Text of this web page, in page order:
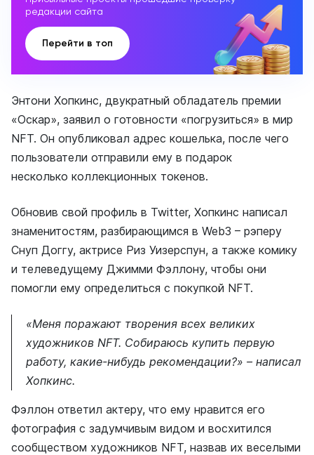
редакции сайта
Перейти в топ
Энтони Хопкинс, двукратный обладатель премии
«Оскар», заявил о готовности «погрузиться» в мир
NFT. Он опубликовал адрес кошелька, после чего
пользователи отправили ему в подарок
несколько коллекционных токенов.
Обновив свой профиль в Twitter, Хопкинс написал
знаменитостям, разбирающимся в Web3 – рэперу
Снуп Доггу, актрисе Риз Уизерспун, а также комику
и телеведущему Джимми Фэллону, чтобы они
помогли ему определиться с покупкой NFT.
«Меня поражают творения всех великих
художников NFT. Собираюсь купить первую
работу, какие-нибудь рекомендации?» – написал
Хопкинс.
Фэллон ответил актеру, что ему нравится его
фотография с задумчивым видом и восхитился
сообществом художников NFT, назвав их веселыми